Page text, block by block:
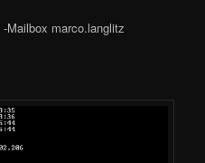
marco.langlitz